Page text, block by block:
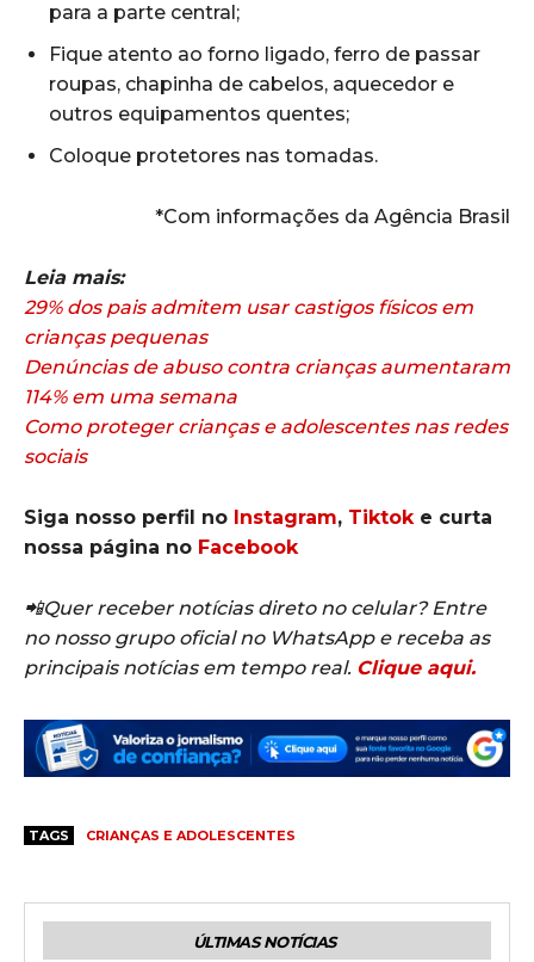
para a parte central;
Fique atento ao forno ligado, ferro de passar
roupas, chapinha de cabelos, aquecedor e
outros equipamentos quentes;
Coloque protetores nas tomadas.
*Com informações da Agência Brasil
Leia mais:
29% dos pais admitem usar castigos físicos em
crianças pequenas
Denúncias de abuso contra crianças aumentaram
114% em uma semana
Como proteger crianças e adolescentes nas redes
sociais
Siga nosso perfil no Instagram, Tiktoke curta
nossa página no Facebook
📲Quer receber notícias direto no celular? Entre
no nosso grupo oficial no WhatsApp e receba as
principais notícias em tempo real. Clique aqui.
TAGS CRIANÇAS E ADOLESCENTES
ÚLTIMAS NOTÍCIAS